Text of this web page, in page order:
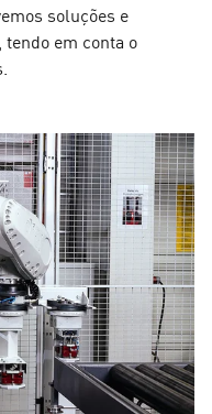
soluções e
em conta o